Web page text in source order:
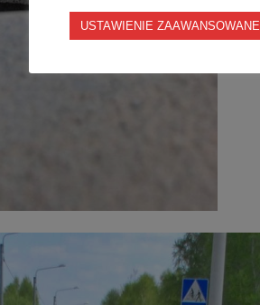
USTAWIENIE ZAAWANSOWANE